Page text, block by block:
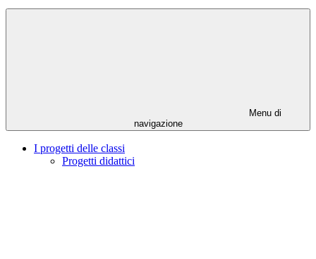
Menu di
navigazione
I progetti delle classi
Progetti didattici